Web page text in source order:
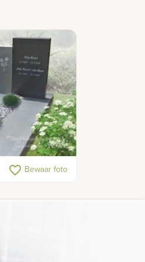
grafsteen
favorite_border Bewaar foto